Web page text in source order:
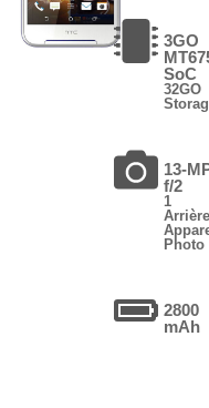
3GO
SoC
32GO
13-
f/2
1
Arrière
Photo
2800
mAh